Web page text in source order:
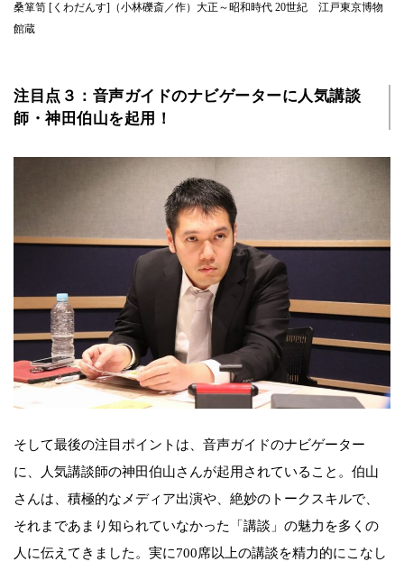
桑箪笥 [くわだんす]（小林礫斎／作）大正～昭和時代 20世紀 江戸東京博物
館蔵
注目点３：音声ガイドのナビゲーターに人気講談
師・神田伯山を起用！
そして最後の注目ポイントは、音声ガイドのナビゲーター
に、人気講談師の神田伯山さんが起用されていること。伯山
さんは、積極的なメディア出演や、絶妙のトークスキルで、
それまであまり知られていなかった「講談」の魅力を多くの
人に伝えてきました。実に700席以上の講談を精力的にこなし